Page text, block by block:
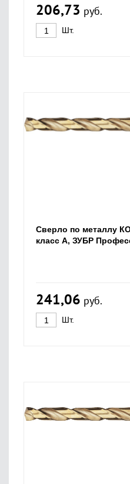
206,73 руб.
Шт.
Сверло по металлу
класс А, ЗУБР
241,06 руб.
Шт.